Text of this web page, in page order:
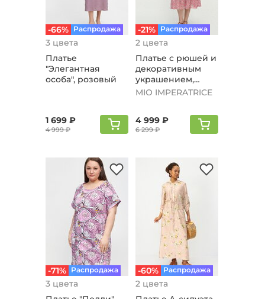
-66% Распродажа
3 цвета
Платье
"Элегантная
особа", розовый
1 699 ₽
4 999 ₽
-21% Распродажа
2 цвета
Платье с рюшей и
декоративным
украшением,
розовый
MIO IMPERATRICE
4 999 ₽
6 299 ₽
-71% Распродажа
3 цвета
-60% Распродажа
2 цвета